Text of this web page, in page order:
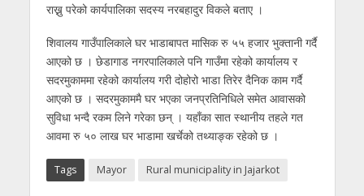
राख्नु परेको कार्यपालिका सदस्य नरबहादुर विकले बताए ।
शिवालय गाउँपालिकाले घर भाडाबापत मासिक रु ५५ हजार भुक्तानी गर्दै
आएको छ । छेडागाड नगरपालिकाले पनि गाउँमा रहेको कार्यालय र
सदरमुकाममा रहेको कार्यालय गरी दोहोरो भाडा तिरेर दैनिक काम गर्दै
आएको छ । सदरमुकाममै घर भएका जनप्रतिनिधिले समेत आवासको
सुविधा भन्दै रकम लिने गरेका छन् । यहाँका सात स्थानीय तहले गत
आवमा रु ५० लाख घर भाडामा खर्चेको तथ्याङ्क रहेको छ ।
Tags Mayor Rural municipality in Jajarkot